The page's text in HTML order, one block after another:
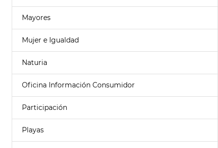
Mayores
Mujer e Igualdad
Naturia
Oficina Información Consumidor
Participación
Playas